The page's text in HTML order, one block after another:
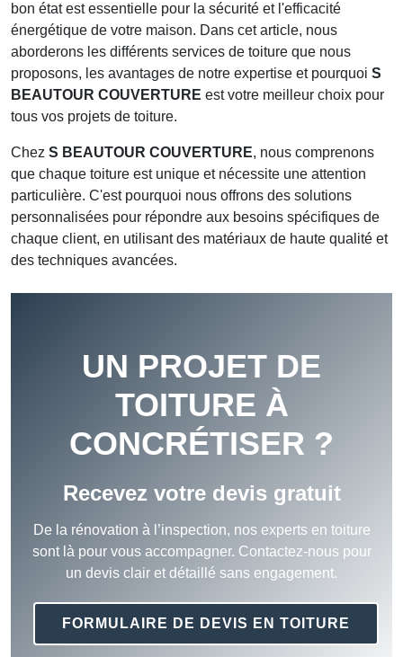
bon état est essentielle pour la sécurité et l'efficacité
énergétique de votre maison. Dans cet article, nous
aborderons les différents services de toiture que nous
proposons, les avantages de notre expertise et pourquoi S
BEAUTOUR COUVERTURE est votre meilleur choix pour
tous vos projets de toiture.
Chez S BEAUTOUR COUVERTURE, nous comprenons
que chaque toiture est unique et nécessite une attention
particulière. C'est pourquoi nous offrons des solutions
personnalisées pour répondre aux besoins spécifiques de
chaque client, en utilisant des matériaux de haute qualité et
des techniques avancées.
UN PROJET DE
TOITURE À
CONCRÉTISER ?
Recevez votre devis gratuit
De la rénovation à l’inspection, nos experts en toiture
sont là pour vous accompagner. Contactez-nous pour
un devis clair et détaillé sans engagement.
FORMULAIRE DE DEVIS EN TOITURE